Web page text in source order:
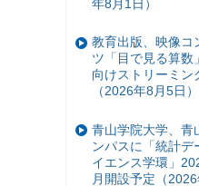
年8月1日）
教育出版、映像コ
ツ「目で見る算数
向けストリーミン
（2026年8月5日）
青山学院大学、青
ンパスに「統計デ
イエンス学環」
月開設予定（2026